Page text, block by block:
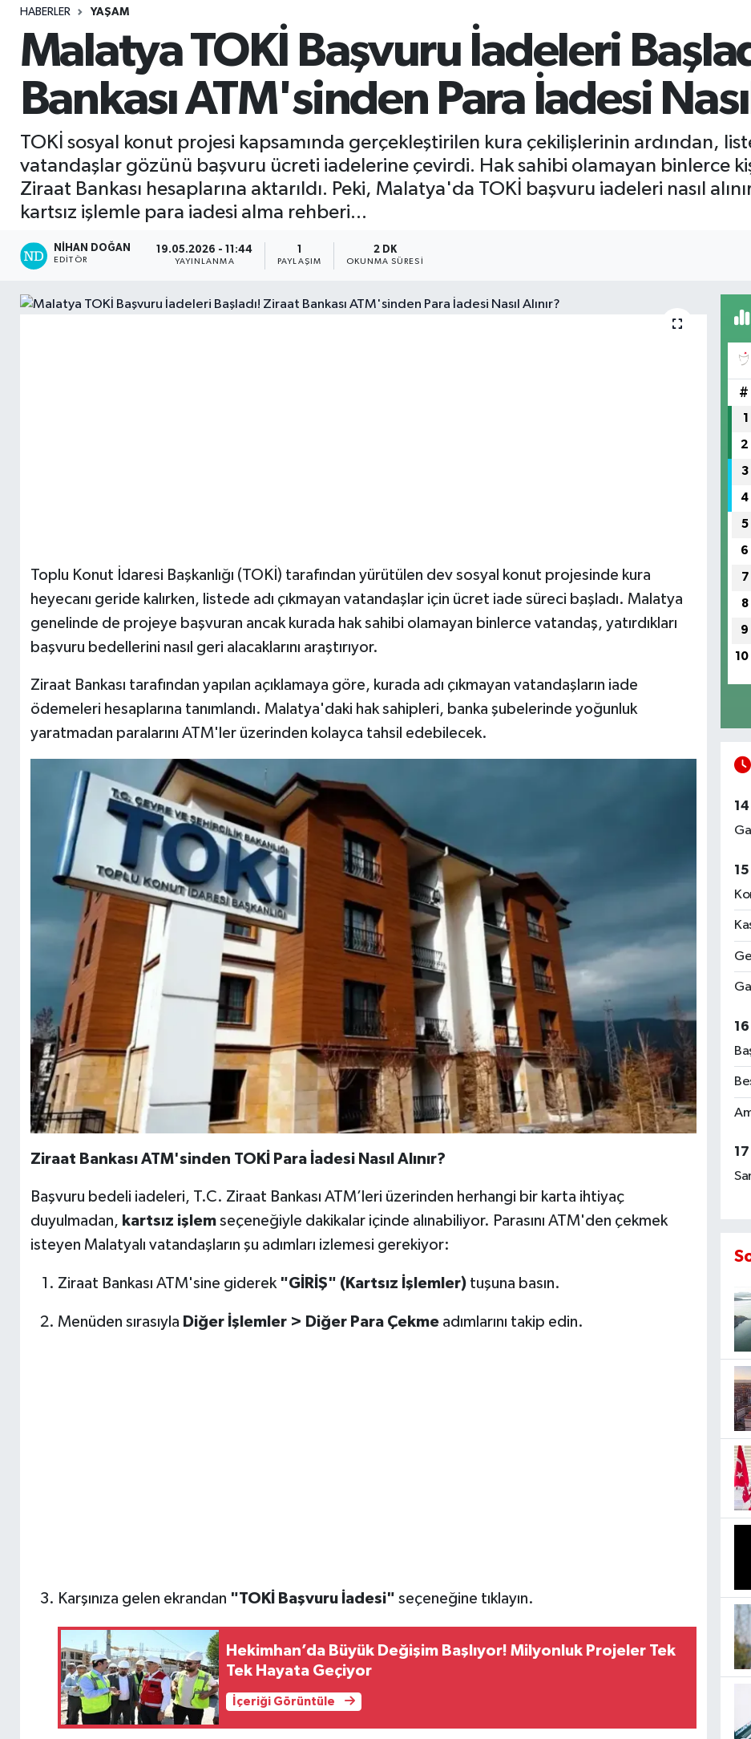
HABERLER YAŞAM
Malatya TOKİ Başvuru İadeleri
Bankası ATM'sinden Para İadesi
TOKİ sosyal konut projesi kapsamında gerçekleştirilen kura çekilişlerinin ardından,
vatandaşlar gözünü başvuru ücreti iadelerine çevirdi. Hak sahibi olamayan binlerce
Ziraat Bankası hesaplarına aktarıldı. Peki, Malatya'da TOKİ başvuru iadeleri nasıl
kartsız işlemle para iadesi alma rehberi...
NIHAN DOĞAN
EDITÖR
19.05.2026 - 11:44
YAYINLANMA
1
PAYLAŞIM
2 DK
OKUNMA SÜRESI
Toplu Konut İdaresi Başkanlığı (TOKİ) tarafından yürütülen dev sosyal konut projesinde kura
heyecanı geride kalırken, listede adı çıkmayan vatandaşlar için ücret iade süreci başladı. Malatya
genelinde de projeye başvuran ancak kurada hak sahibi olamayan binlerce vatandaş, yatırdıkları
başvuru bedellerini nasıl geri alacaklarını araştırıyor.
Ziraat Bankası tarafından yapılan açıklamaya göre, kurada adı çıkmayan vatandaşların iade
ödemeleri hesaplarına tanımlandı. Malatya'daki hak sahipleri, banka şubelerinde yoğunluk
yaratmadan paralarını ATM'ler üzerinden kolayca tahsil edebilecek.
Ziraat Bankası ATM'sinden TOKİ Para İadesi Nasıl Alınır?
Başvuru bedeli iadeleri, T.C. Ziraat Bankası ATM’leri üzerinden herhangi bir karta ihtiyaç
duyulmadan, kartsız işlemseçeneğiyle dakikalar içinde alınabiliyor. Parasını ATM'den çekmek
isteyen Malatyalı vatandaşların şu adımları izlemesi gerekiyor:
Ziraat Bankası ATM'sine giderek "GİRİŞ" (Kartsız İşlemler)tuşuna basın.
Menüden sırasıyla Diğer İşlemler > Diğer Para Çekmeadımlarını takip edin.
Karşınıza gelen ekrandan "TOKİ Başvuru İadesi" seçeneğine tıklayın.
Hekimhan’da Büyük Değişim Başlıyor! Milyonluk Projeler Tek
Tek Hayata Geçiyor
İçeriği Görüntüle
#
1
2
3
4
5
6
7
8
9
10
Seri İlan
Siyaset
Spor
Yaşam